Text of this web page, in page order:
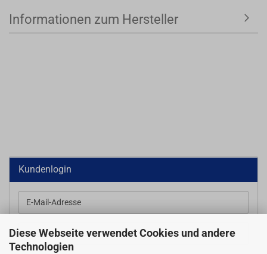
Diese Webseite verwendet Cookies und andere
Technologien
Informationen zum Hersteller
Kundenlogin
E-
Mail-
Passwort